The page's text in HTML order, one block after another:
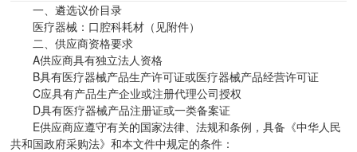
一、遴选议价目录
医疗器械：口腔科耗材（见附件）
二、供应商资格要求
A供应商具有独立法人资格
B具有医疗器械产品生产许可证或医疗器械产品经营许可证
C应具有产品生产企业或注册代理公司授权
D具有医疗器械产品注册证或一类备案证
E供应商应遵守有关的国家法律、法规和条例，具备《中华人民
共和国政府采购法》和本文件中规定的条件：